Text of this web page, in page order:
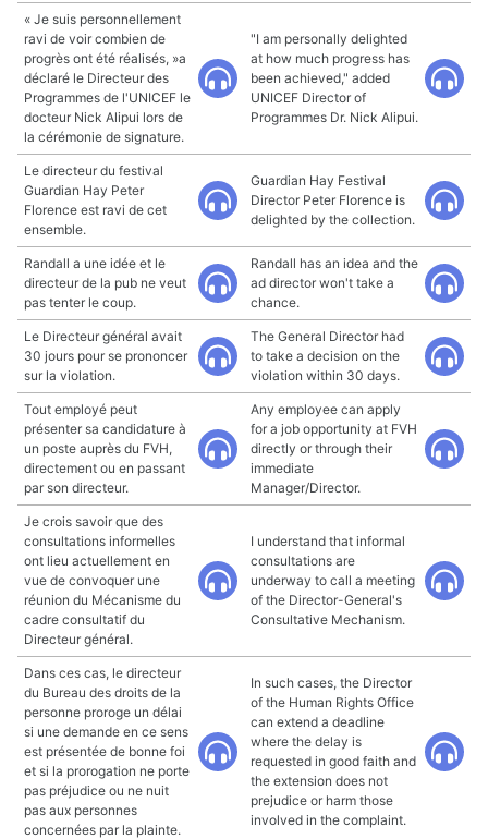
« Je suis personnellement
ravi de voir combien de
progrès ont été réalisés, »a
déclaré le Directeur des
Programmes de l'UNICEF le
docteur Nick Alipui lors de
la cérémonie de signature.
"I am personally delighted
at how much progress has
been achieved," added
UNICEF Director of
Programmes Dr. Nick Alipui.
Le directeur du festival
Guardian Hay Peter
Florence est ravi de cet
ensemble.
Guardian Hay Festival
Director Peter Florence is
delighted by the collection.
Randall a une idée et le
directeur de la pub ne veut
pas tenter le coup.
Randall has an idea and the
ad director won't take a
chance.
Le Directeur général avait
30 jours pour se prononcer
sur la violation.
The General Director had
to take a decision on the
violation within 30 days.
Tout employé peut
présenter sa candidature à
un poste auprès du FVH,
directement ou en passant
par son directeur.
Any employee can apply
for a job opportunity at FVH
directly or through their
immediate
Manager/Director.
Je crois savoir que des
consultations informelles
ont lieu actuellement en
vue de convoquer une
réunion du Mécanisme du
cadre consultatif du
Directeur général.
I understand that informal
consultations are
underway to call a meeting
of the Director-General's
Consultative Mechanism.
Dans ces cas, le directeur
du Bureau des droits de la
personne proroge un délai
si une demande en ce sens
est présentée de bonne foi
et si la prorogation ne porte
pas préjudice ou ne nuit
pas aux personnes
concernées par la plainte.
In such cases, the Director
of the Human Rights Office
can extend a deadline
where the delay is
requested in good faith and
the extension does not
prejudice or harm those
involved in the complaint.